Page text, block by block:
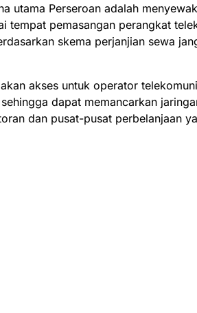
utama Perseroan adalah
tempat pemasangan perangkat
skema perjanjian sewa
akses untuk operator
dapat memancarkan
dan pusat-pusat perbelanjaan